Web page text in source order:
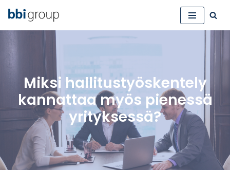
sisältöön
Miksi hallitustyöskentely
kannattaa myös pienessä
yrityksessä?